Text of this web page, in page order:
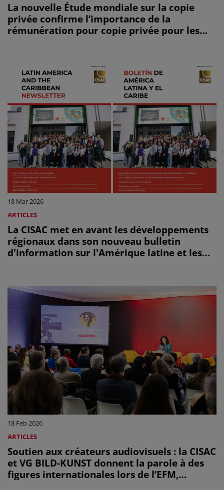
La nouvelle Étude mondiale sur la copie
privée confirme l’importance de la
rémunération pour copie privée pour les
18 Mar 2026
ARTICLES
La CISAC met en avant les développements
régionaux dans son nouveau bulletin
d'information sur l'Amérique latine et les
18 Feb 2026
ARTICLES
Soutien aux créateurs audiovisuels : la CISAC
et VG BILD-KUNST donnent la parole à des
figures internationales lors de l’EFM,